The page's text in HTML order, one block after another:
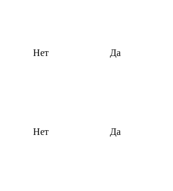
Нет Да
Нет Да